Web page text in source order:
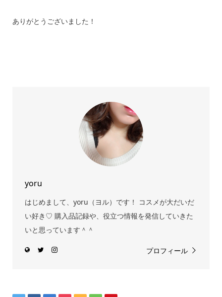
ありがとうございました！
yoru
はじめまして、yoru（ヨル）です！ コスメが大だいだ
い好き♡ 購入品記録や、役立つ情報を発信していきた
いと思っています＾＾
プロフィール